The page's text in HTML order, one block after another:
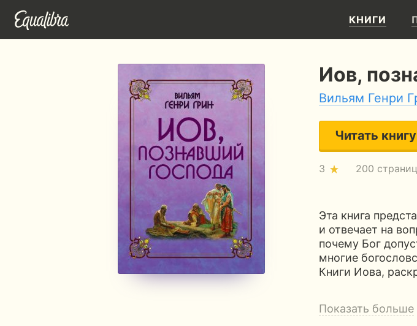
КНИГИ
Иов,
Вильям Генри
Читать книгу
3 200 страниц
Эта книга
и отвечает на
почему Бог
многие
Книги Иова,
Показать больше